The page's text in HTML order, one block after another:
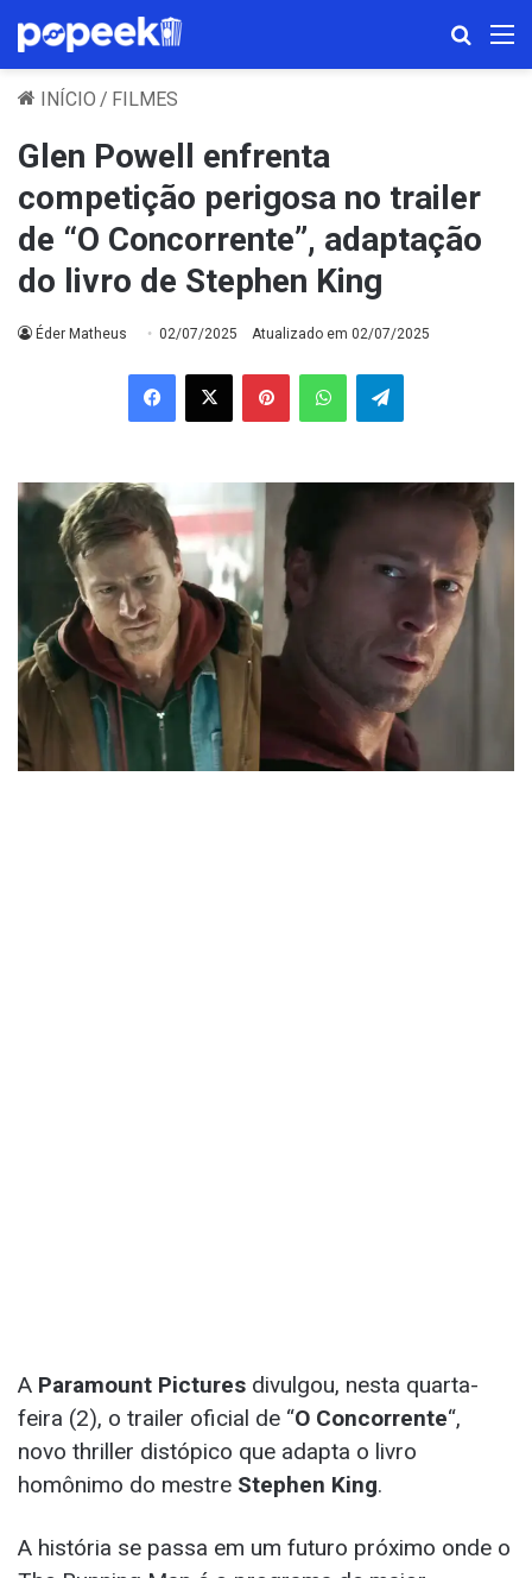
INÍCIO / FILMES
Glen Powell enfrenta
competição perigosa no trailer
de “O Concorrente”, adaptação
do livro de Stephen King
Éder Matheus 02/07/2025 Atualizado em 02/07/2025
Facebook
X PinterestWhatsAppTelegram
A Paramount Pictures divulgou, nesta quarta-
feira (2), o trailer oficial de “O Concorrente“,
novo thriller distópico que adapta o livro
homônimo do mestre Stephen King.
A história se passa em um futuro próximo onde o